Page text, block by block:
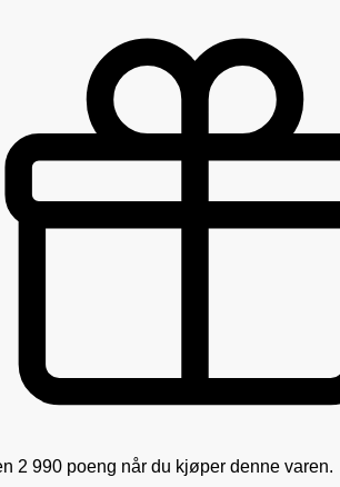
2 990 poeng når du kjøper denne varen.